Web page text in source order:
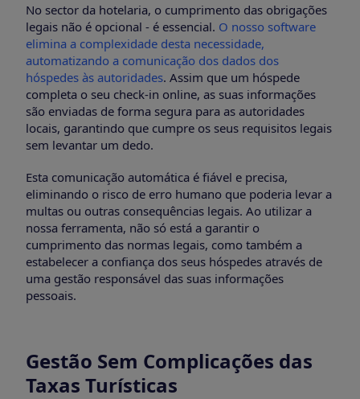
No sector da hotelaria, o cumprimento das obrigações
legais não é opcional - é essencial. O nosso software
elimina a complexidade desta necessidade,
automatizando a comunicação dos dados dos
hóspedes às autoridades. Assim que um hóspede
completa o seu check-in online, as suas informações
são enviadas de forma segura para as autoridades
locais, garantindo que cumpre os seus requisitos legais
sem levantar um dedo.
Esta comunicação automática é fiável e precisa,
eliminando o risco de erro humano que poderia levar a
multas ou outras consequências legais. Ao utilizar a
nossa ferramenta, não só está a garantir o
cumprimento das normas legais, como também a
estabelecer a confiança dos seus hóspedes através de
uma gestão responsável das suas informações
pessoais.
Gestão Sem Complicações das
Taxas Turísticas